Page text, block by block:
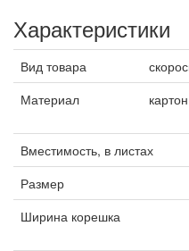
Характеристики
Вид товара
Материал
картон
Вместимость, в листах
Размер
Ширина корешка